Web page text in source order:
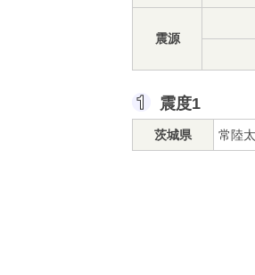
震源
震度1
茨城県 常陸